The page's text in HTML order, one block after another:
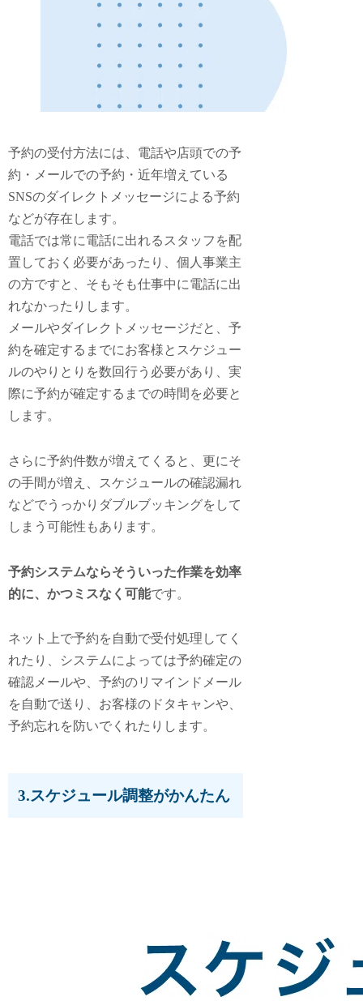
予約の受付方法には、電話や店頭での予
約・メールでの予約・近年増えている
SNSのダイレクトメッセージによる予約
などが存在します。
電話では常に電話に出れるスタッフを配
置しておく必要があったり、個人事業主
の方ですと、そもそも仕事中に電話に出
れなかったりします。
メールやダイレクトメッセージだと、予
約を確定するまでにお客様とスケジュー
ルのやりとりを数回行う必要があり、実
際に予約が確定するまでの時間を必要と
します。
さらに予約件数が増えてくると、更にそ
の手間が増え、スケジュールの確認漏れ
などでうっかりダブルブッキングをして
しまう可能性もあります。
予約システムならそういった作業を効率
的に、かつミスなく可能です。
ネット上で予約を自動で受付処理してく
れたり、システムによっては予約確定の
確認メールや、予約のリマインドメール
を自動で送り、お客様のドタキャンや、
予約忘れを防いでくれたりします。
3.スケジュール調整がかんたん